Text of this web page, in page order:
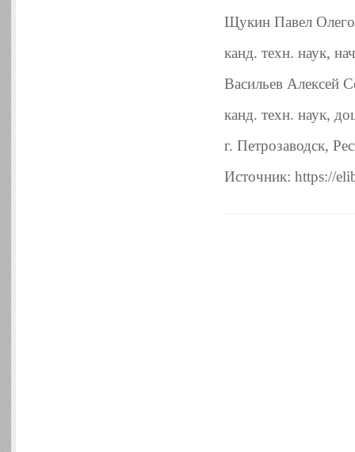
Щукин Павел
канд. техн. наук,
Васильев Алексей
канд. техн. наук,
г. Петрозаводск,
Источник: https://